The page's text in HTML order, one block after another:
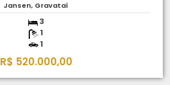
Jansen, Gravataí
3
1
1
R$ 520.000,00